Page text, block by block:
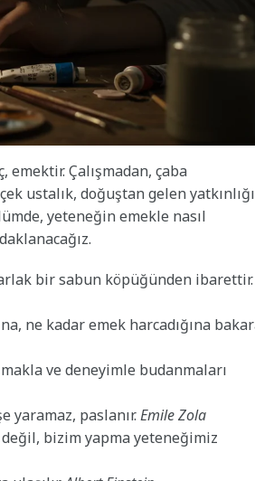
Çalışmadan, çaba
ustalık, doğuştan gelen
yeteneğin emekle nasıl
bir sabun köpüğünden ibarettir.
ne kadar emek harcadığına
ve deneyimle budanmaları
yaramaz, paslanır.Emile Zola
bizim yapma yeteneğimiz